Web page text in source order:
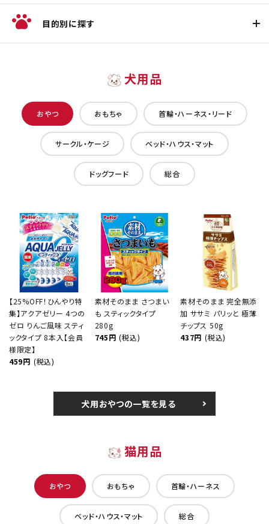
目的別に探す
犬用品
おやつ おもちゃ 首輪・ハーネス・リード
サークル・ケージ ベッド・ハウス・マット
ドッグフード 総合
【25%OFF！ひんやり特
集】アクアゼリー 4つの
ゼロ りんご風味 スティ
ックタイプ 8本入【会員
様限定】
459円 (税込)
素材そのまま さつまい
も スティックタイプ
280g
745円 (税込)
素材そのまま 完全無添
加 ササミ パリッと 極薄
チップス 50g
437円 (税込)
犬用おやつの一覧を見る
猫用品
おやつ おもちゃ 首輪・ハーネス
ベッド・ハウス・マット 総合